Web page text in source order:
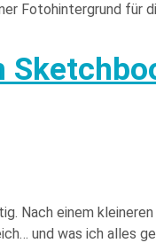
Fotohintergrund für
Nach einem
und was ich alles